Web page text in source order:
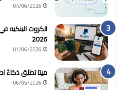
04/06/2026
الكروت البنكيه
2026
01/06/2026
ميتا تطلق ذكاءً
06/05/2026